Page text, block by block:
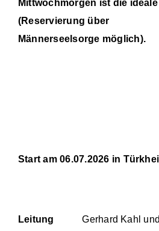
Mittwochmorgen ist die
(Reservierung über
Männerseelsorge möglich).
Start am 06.07.2026 in
LeitungGerhard Kahl